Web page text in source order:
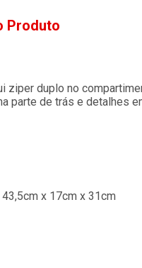
Produto
ziper duplo no
parte de trás e detalhes
x 17cm x 31cm